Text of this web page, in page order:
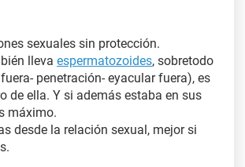
sexuales sin protección.
lleva espermatozoides, sobretodo
penetración- eyacular fuera), es
de ella. Y si además estaba en sus
máximo.
desde la relación sexual, mejor si